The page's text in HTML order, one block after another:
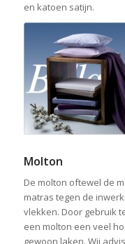
en katoen satijn.
Molton
De molton oftewel de
matras tegen de
vlekken. Door gebruik
een molton een veel
gewoon laken. Wij